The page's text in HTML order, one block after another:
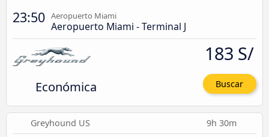
23:50 Aeropuerto Miami
Aeropuerto Miami - Terminal J
Económica
183 S/
Buscar
Greyhound US 9h 30m